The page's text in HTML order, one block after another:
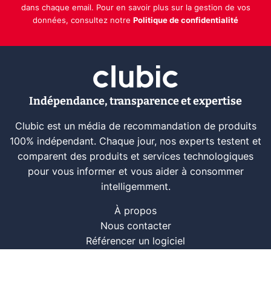
dans chaque email. Pour en savoir plus sur la gestion de vos
données, consultez notre Politique de confidentialité
Indépendance, transparence et expertise
Clubic est un média de recommandation de produits
100% indépendant. Chaque jour, nos experts testent et
comparent des produits et services technologiques
pour vous informer et vous aider à consommer
intelligemment.
À propos
Nous contacter
Référencer un logiciel